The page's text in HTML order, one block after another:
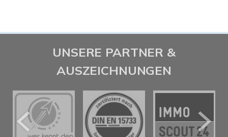
UNSERE PARTNER &
AUSZEICHNUNGEN